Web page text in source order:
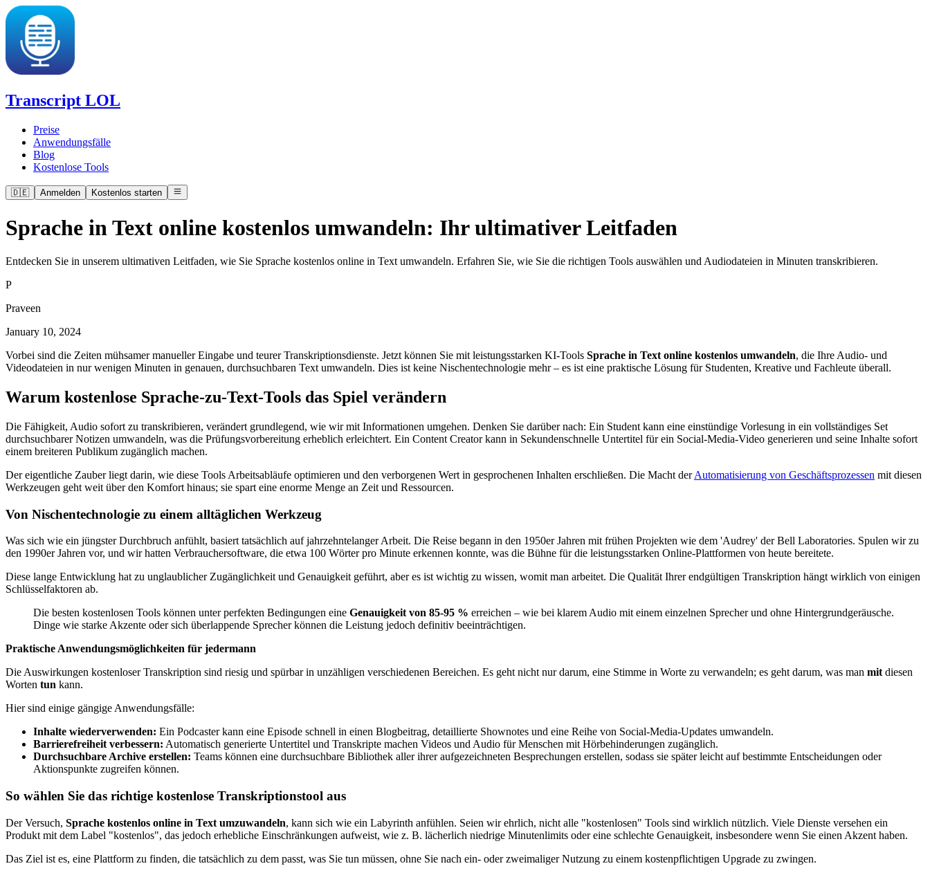
Transcript LOL
Preise
Anwendungsfälle
Blog
Kostenlose Tools
🇩🇪 Anmelden Kostenlos starten
Sprache in Text online kostenlos umwandeln: Ihr ultimativer Leitfaden
Entdecken Sie in unserem ultimativen Leitfaden, wie Sie Sprache kostenlos online in Text umwandeln. Erfahren Sie, wie Sie die richtigen Tools auswählen und Audiodateien in Minuten transkribieren.
P
Praveen
January 10, 2024
Vorbei sind die Zeiten mühsamer manueller Eingabe und teurer Transkriptionsdienste. Jetzt können Sie mit leistungsstarken KI-Tools Sprache in Text online kostenlos umwandeln, die Ihre Audio- und
Videodateien in nur wenigen Minuten in genauen, durchsuchbaren Text umwandeln. Dies ist keine Nischentechnologie mehr – es ist eine praktische Lösung für Studenten, Kreative und Fachleute überall.
Warum kostenlose Sprache-zu-Text-Tools das Spiel verändern
Die Fähigkeit, Audio sofort zu transkribieren, verändert grundlegend, wie wir mit Informationen umgehen. Denken Sie darüber nach: Ein Student kann eine einstündige Vorlesung in ein vollständiges Set
durchsuchbarer Notizen umwandeln, was die Prüfungsvorbereitung erheblich erleichtert. Ein Content Creator kann in Sekundenschnelle Untertitel für ein Social-Media-Video generieren und seine Inhalte sofort
einem breiteren Publikum zugänglich machen.
Der eigentliche Zauber liegt darin, wie diese Tools Arbeitsabläufe optimieren und den verborgenen Wert in gesprochenen Inhalten erschließen. Die Macht derAutomatisierung von Geschäftsprozessen mit diesen
Werkzeugen geht weit über den Komfort hinaus; sie spart eine enorme Menge an Zeit und Ressourcen.
Von Nischentechnologie zu einem alltäglichen Werkzeug
Was sich wie ein jüngster Durchbruch anfühlt, basiert tatsächlich auf jahrzehntelanger Arbeit. Die Reise begann in den 1950er Jahren mit frühen Projekten wie dem 'Audrey' der Bell Laboratories. Spulen wir zu
den 1990er Jahren vor, und wir hatten Verbrauchersoftware, die etwa 100 Wörter pro Minute erkennen konnte, was die Bühne für die leistungsstarken Online-Plattformen von heute bereitete.
Diese lange Entwicklung hat zu unglaublicher Zugänglichkeit und Genauigkeit geführt, aber es ist wichtig zu wissen, womit man arbeitet. Die Qualität Ihrer endgültigen Transkription hängt wirklich von einigen
Schlüsselfaktoren ab.
Die besten kostenlosen Tools können unter perfekten Bedingungen eine Genauigkeit von 85-95 % erreichen – wie bei klarem Audio mit einem einzelnen Sprecher und ohne Hintergrundgeräusche.
Dinge wie starke Akzente oder sich überlappende Sprecher können die Leistung jedoch definitiv beeinträchtigen.
Praktische Anwendungsmöglichkeiten für jedermann
Die Auswirkungen kostenloser Transkription sind riesig und spürbar in unzähligen verschiedenen Bereichen. Es geht nicht nur darum, eine Stimme in Worte zu verwandeln; es geht darum, was man mit diesen
Worten tun kann.
Hier sind einige gängige Anwendungsfälle:
Inhalte wiederverwenden: Ein Podcaster kann eine Episode schnell in einen Blogbeitrag, detaillierte Shownotes und eine Reihe von Social-Media-Updates umwandeln.
Barrierefreiheit verbessern: Automatisch generierte Untertitel und Transkripte machen Videos und Audio für Menschen mit Hörbehinderungen zugänglich.
Durchsuchbare Archive erstellen: Teams können eine durchsuchbare Bibliothek aller ihrer aufgezeichneten Besprechungen erstellen, sodass sie später leicht auf bestimmte Entscheidungen oder
Aktionspunkte zugreifen können.
So wählen Sie das richtige kostenlose Transkriptionstool aus
Der Versuch, Sprache kostenlos online in Text umzuwandeln, kann sich wie ein Labyrinth anfühlen. Seien wir ehrlich, nicht alle "kostenlosen" Tools sind wirklich nützlich. Viele Dienste versehen ein
Produkt mit dem Label "kostenlos", das jedoch erhebliche Einschränkungen aufweist, wie z. B. lächerlich niedrige Minutenlimits oder eine schlechte Genauigkeit, insbesondere wenn Sie einen Akzent haben.
Das Ziel ist es, eine Plattform zu finden, die tatsächlich zu dem passt, was Sie tun müssen, ohne Sie nach ein- oder zweimaliger Nutzung zu einem kostenpflichtigen Upgrade zu zwingen.